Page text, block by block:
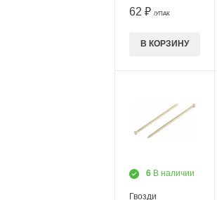
62 ₽ /УПАК
В КОРЗИНУ
6 В наличии
Гвозди